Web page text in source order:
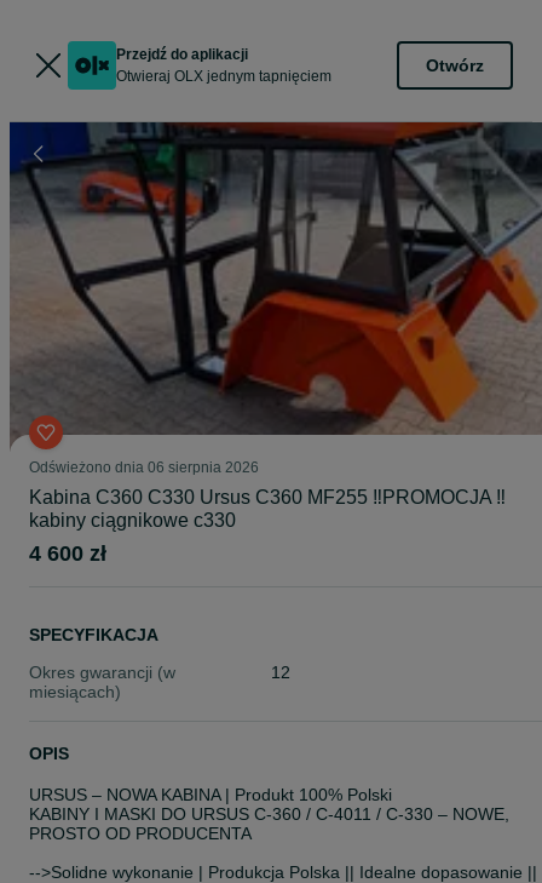
Przejdź do aplikacji
Otwieraj OLX jednym tapnięciem
Otwórz
Odświeżono dnia 06 sierpnia 2026
Kabina C360 C330 Ursus C360 MF255 ‼️PROMOCJA ‼️
kabiny ciągnikowe c330
4 600 zł
SPECYFIKACJA
Okres gwarancji (w
miesiącach)
12
OPIS
URSUS – NOWA KABINA | Produkt 100% Polski
KABINY I MASKI DO URSUS C-360 / C-4011 / C-330 – NOWE,
PROSTO OD PRODUCENTA
-->Solidne wykonanie | Produkcja Polska || Idealne dopasowanie ||